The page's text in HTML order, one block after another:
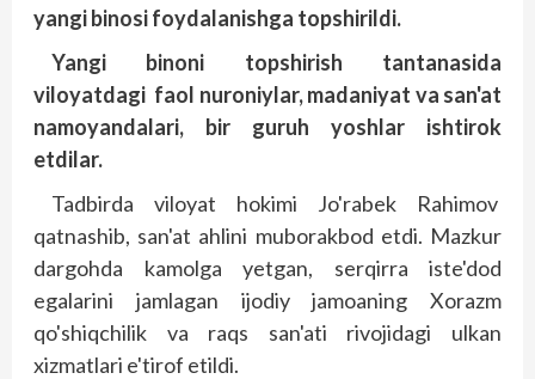
yangi binosi foydalanishga topshirildi.
Yangi binoni topshirish tantanasida
viloyatdagi faol nuroniylar, madaniyat va san'at
namoyandalari, bir guruh yoshlar ishtirok
etdilar.
Tadbirda viloyat hokimi Jo'rabek Rahimov
qatnashib, san'at ahlini muborakbod etdi. Mazkur
dargohda kamolga yetgan, serqirra iste'dod
egalarini jamlagan ijodiy jamoaning Xorazm
qo'shiqchilik va raqs san'ati rivojidagi ulkan
xizmatlari e'tirof etildi.